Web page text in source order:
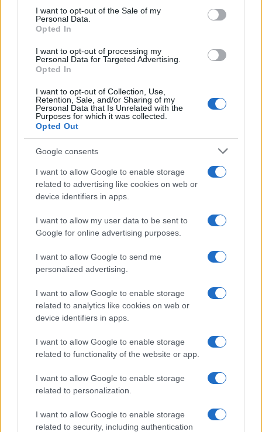
consent section.
I want to opt-out of the Sale of my
Personal Data.
Opted In
I want to opt-out of processing my
Personal Data for Targeted Advertising.
Opted In
I want to opt-out of Collection, Use,
Retention, Sale, and/or Sharing of my
Personal Data that Is Unrelated with the
Purposes for which it was collected.
Opted Out
Google consents
I want to allow Google to enable storage
related to advertising like cookies on web or
device identifiers in apps.
I want to allow my user data to be sent to
Google for online advertising purposes.
I want to allow Google to send me
personalized advertising.
I want to allow Google to enable storage
related to analytics like cookies on web or
device identifiers in apps.
I want to allow Google to enable storage
related to functionality of the website or app.
I want to allow Google to enable storage
related to personalization.
I want to allow Google to enable storage
related to security, including authentication
AUTORE
Staff
Continua a leggere
NERD NEWS